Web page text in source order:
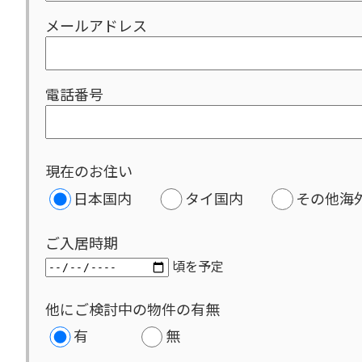
メールアドレス
電話番号
現在のお住い
日本国内
タイ国内 その他海
ご入居時期
頃を予定
他にご検討中の物件の有無
有
無